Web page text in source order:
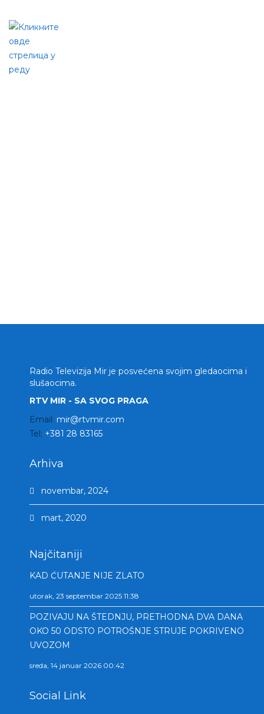
Radio Televizija Mir je posvećena svojim gledaocima i
slušaocima.
RTV MIR - SA SVOG PRAGA
Email: mir@rtvmir.com
Tel: +381 28 83165
Arhiva
novembar, 2024
mart, 2020
Najčitaniji
KAD ĆUTANJE NIJE ZLATO
utorak, 23 septembar 2025 11:38
POZIVAJU NA ŠTEDNJU, PRETHODNA DVA DANA
OKO 50 ODSTO POTROŠNJE STRUJE POKRIVENO
UVOZOM
sreda, 14 januar 2026 00:42
Social Link